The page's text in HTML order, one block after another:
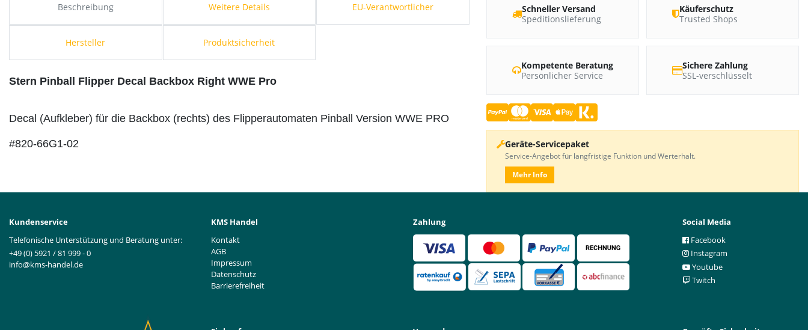
Beschreibung Weitere Details EU-Verantwortlicher
Hersteller Produktsicherheit
Stern Pinball Flipper Decal Backbox Right WWE Pro
Decal (Aufkleber) für die Backbox (rechts) des Flipperautomaten Pinball Version WWE PRO
#820-66G1-02
Schneller Versand
Speditionslieferung
Käuferschutz
Trusted Shops
Kompetente Beratung
Persönlicher Service
Sichere Zahlung
SSL-verschlüsselt
Geräte-Servicepaket
Service-Angebot für langfristige Funktion und Werterhalt.
Mehr Info
Kundenservice
Telefonische Unterstützung und Beratung unter:
+49 (0) 5921 / 81 999 - 0
info@kms-handel.de
KMS Handel
Kontakt
AGB
Impressum
Datenschutz
Barrierefreiheit
Zahlung
Social Media
Facebook
Instagram
Youtube
Twitch